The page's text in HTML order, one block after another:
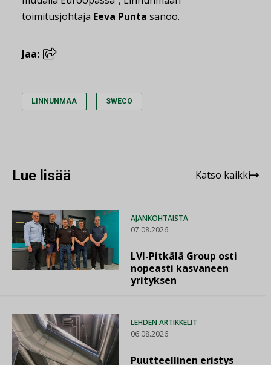
toimitusjohtaja Eeva Punta sanoo.
Jaa:
LINNUNMAA SWECO
Lue lisää Katso kaikki
AJANKOHTAISTA
07.08.2026
LVI-Pitkälä Group osti
nopeasti kasvaneen
yrityksen
LEHDEN ARTIKKELIT
06.08.2026
Puutteellinen eristys